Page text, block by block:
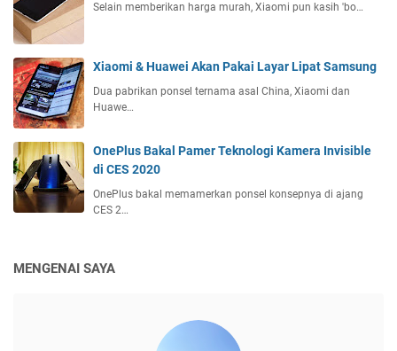
Selain memberikan harga murah, Xiaomi pun kasih 'bo…
Xiaomi & Huawei Akan Pakai Layar Lipat Samsung
Dua pabrikan ponsel ternama asal China, Xiaomi dan
Huawe…
OnePlus Bakal Pamer Teknologi Kamera Invisible
di CES 2020
OnePlus bakal memamerkan ponsel konsepnya di ajang
CES 2…
MENGENAI SAYA